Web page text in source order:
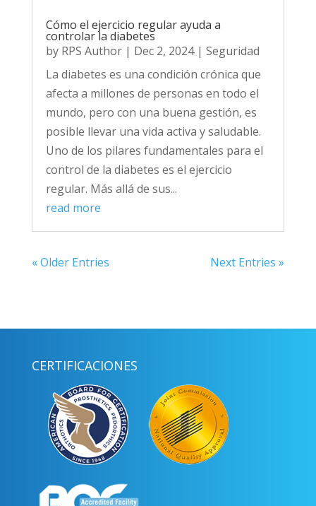
Cómo el ejercicio regular ayuda a
controlar la diabetes
by RPS Author| Dec 2, 2024| Seguridad
La diabetes es una condición crónica que
afecta a millones de personas en todo el
mundo, pero con una buena gestión, es
posible llevar una vida activa y saludable.
Uno de los pilares fundamentales para el
control de la diabetes es el ejercicio
regular. Más allá de sus...
read more
« Older Entries Next Entries »
CERTIFICACIONES